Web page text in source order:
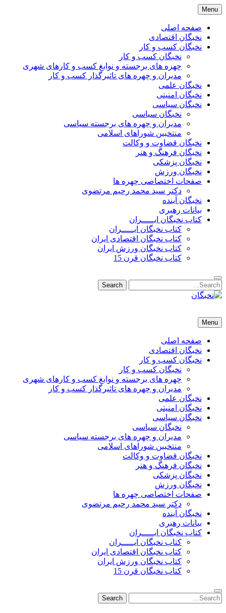
Skip
to
content
Menu
صفحه اصلی
نخبگان اقتصادی
نخبگان کسب و کار
نخبگان کسب و کار
چهره های برجسته و نوابغ کسب و کارهای شهری
مدیران و چهره های تاثیرگذار کسب و کار
نخبگان علمی
نخبگان امنیتی
نخبگان سیاسی
نخبگان سیاسی
مدیران و چهره های برجسته سیاسی
منتخبین شوراهای اسلامی
نخبگان قضاوت و وکالت
نخبگان فرهنگ و هنر
نخبگان پزشکی
نخبگان ورزش
صفحات اختصاصی چهره ها
دکتر سید محمد رحیم مرتضوی
نخبگان آینده
بیانات رهبری
کتاب نخبگان ایـــــران
کتاب نخبگان ایـــــران
کتاب نخبگان اقتصادی ایران
کتاب نخبگان ورزش ایران
کتاب نخبگان قرن 15
Search
for:
Search
نخبگان تایمز/ کتاب نخبگان + پورتال رسمی کتاب نخبگان ایران –
ورزش ایران – کتاب نخبگان کسب و کار ایران – کتاب نخبگان ایران
Menu
صفحه اصلی
نخبگان اقتصادی
نخبگان کسب و کار
نخبگان کسب و کار
چهره های برجسته و نوابغ کسب و کارهای شهری
مدیران و چهره های تاثیرگذار کسب و کار
نخبگان علمی
نخبگان امنیتی
نخبگان سیاسی
نخبگان سیاسی
مدیران و چهره های برجسته سیاسی
منتخبین شوراهای اسلامی
نخبگان قضاوت و وکالت
نخبگان فرهنگ و هنر
نخبگان پزشکی
نخبگان ورزش
صفحات اختصاصی چهره ها
دکتر سید محمد رحیم مرتضوی
نخبگان آینده
بیانات رهبری
کتاب نخبگان ایـــــران
کتاب نخبگان ایـــــران
کتاب نخبگان اقتصادی ایران
کتاب نخبگان ورزش ایران
کتاب نخبگان قرن 15
Search
for:
Search